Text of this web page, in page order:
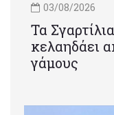
03/08/2026
Τα
κελαηδάει
γάμους